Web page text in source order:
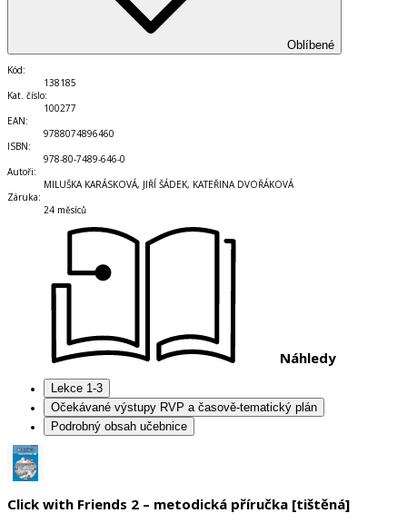
Oblíbené
Kód:
138185
Kat. číslo:
100277
EAN:
9788074896460
ISBN:
978-80-7489-646-0
Autoři:
MILUŠKA KARÁSKOVÁ, JIŘÍ ŠÁDEK, KATEŘINA DVOŘÁKOVÁ
Záruka:
24 měsíců
Náhledy
Lekce 1-3
Očekávané výstupy RVP a časově-tematický plán
Podrobný obsah učebnice
Click with Friends 2 – metodická příručka [tištěná]